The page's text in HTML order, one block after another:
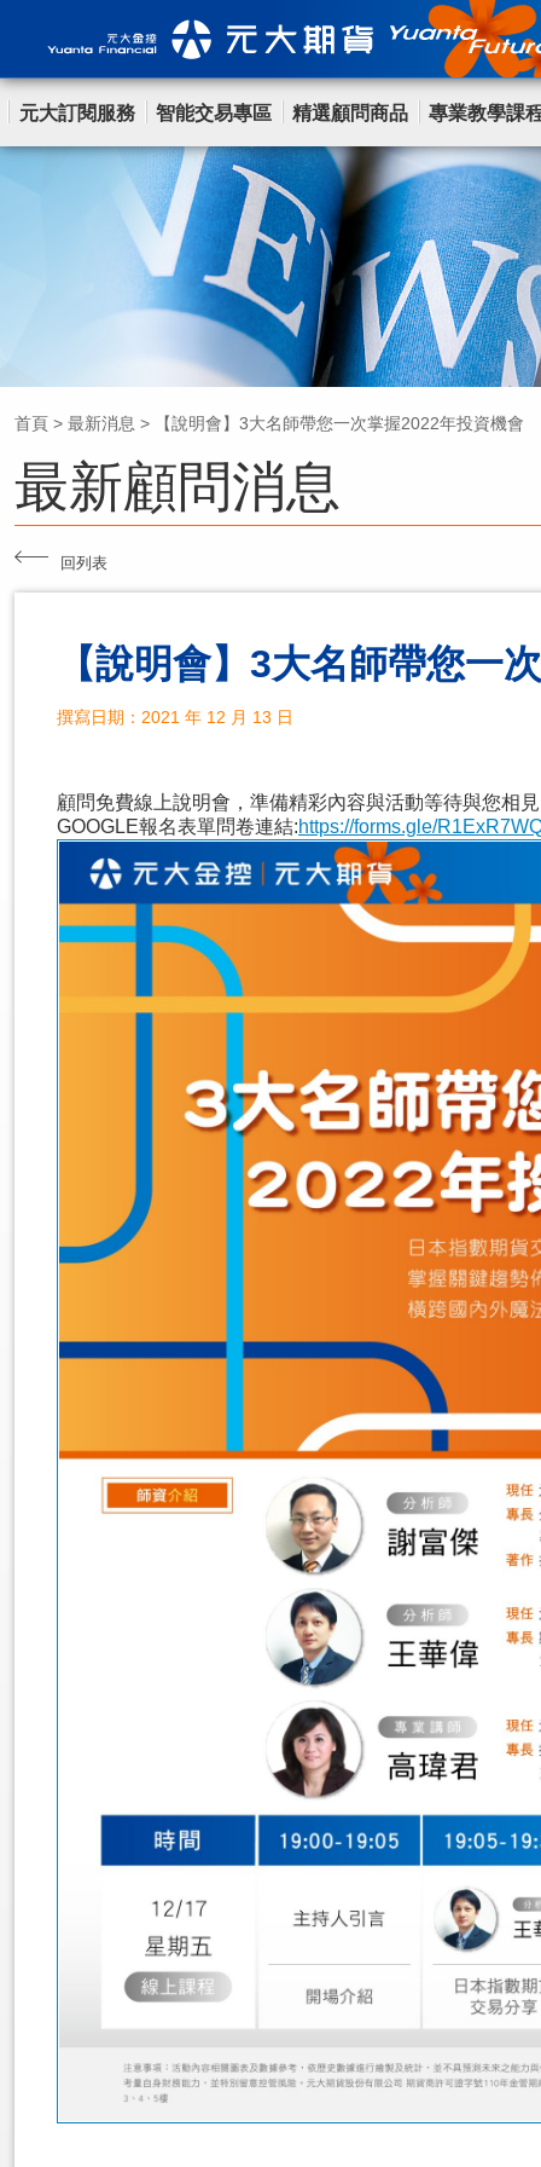
元大訂閱服務 智能交易專區 精選顧問商品 專業教學課
首頁 > 最新消息 > 【說明會】3大名師帶您一次掌握2022年投資機會
最新顧問消息
回列表
【說明會】3大名師帶您一
撰寫日期：2021 年 12 月 13 日
顧問免費線上說明會，準備精彩內容與活動等待與您相
GOOGLE報名表單問卷連結:https://forms.gle/